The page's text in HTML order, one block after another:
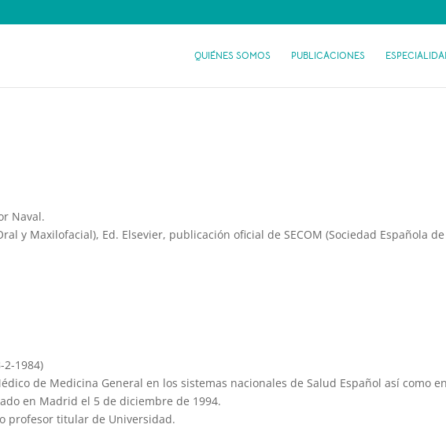
QUIÉNES SOMOS PUBLICACIONES
Naval.
y Maxilofacial), Ed. Elsevier, publicación oficial de SECOM (Sociedad Española
1984)
de Medicina General en los sistemas nacionales de Salud Español así como
en Madrid el 5 de diciembre de 1994.
profesor titular de Universidad.